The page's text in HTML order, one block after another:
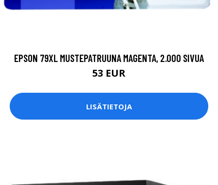
EPSON 79XL MUSTEPATRUUNA MAGENTA, 2.000 SIVUA
53 EUR
LISÄTIETOJA